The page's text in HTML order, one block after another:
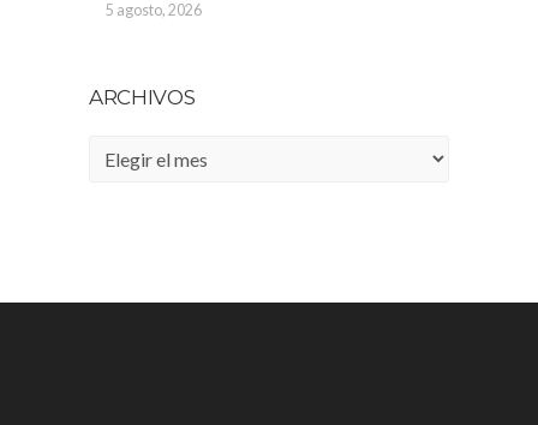
5 agosto, 2026
ARCHIVOS
Archivos